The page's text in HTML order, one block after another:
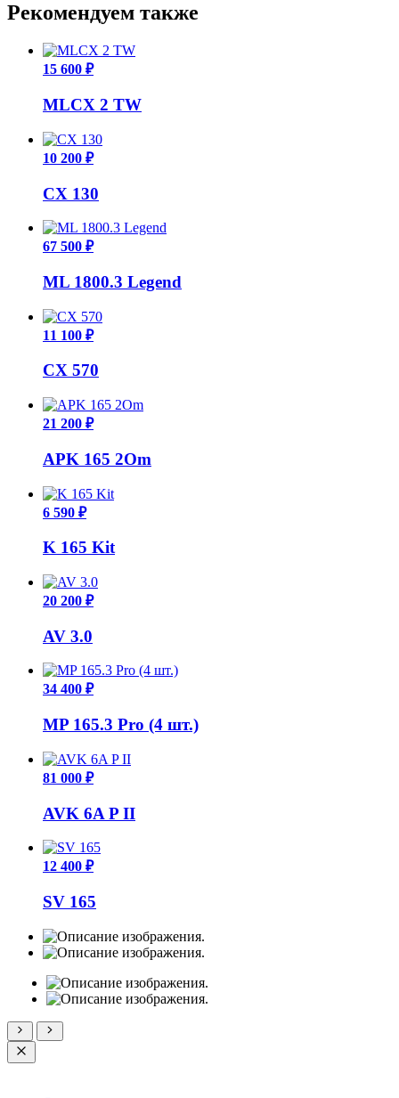
Рекомендуем также
15 600 ₽
MLCX 2 TW
10 200 ₽
CX 130
67 500 ₽
ML 1800.3 Legend
11 100 ₽
CX 570
21 200 ₽
APK 165 2Om
6 590 ₽
K 165 Kit
20 200 ₽
AV 3.0
34 400 ₽
MP 165.3 Pro (4 шт.)
81 000 ₽
AVK 6A P II
12 400 ₽
SV 165